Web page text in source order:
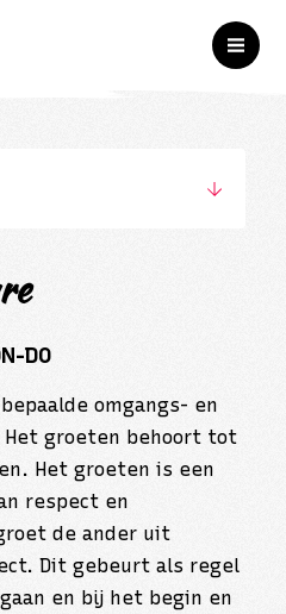
DO
omgangs- en
groeten behoort tot
Het groeten is een
respect en
de ander uit
Dit gebeurt als regel
en bij het begin en